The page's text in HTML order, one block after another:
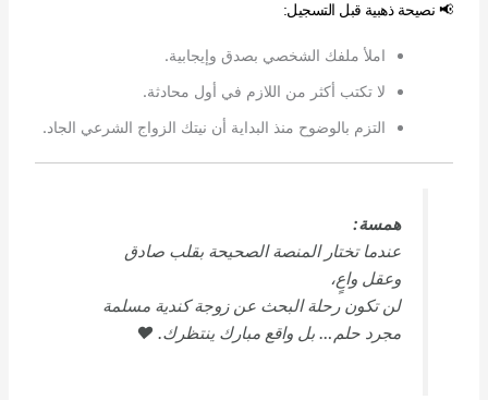
📢 نصيحة ذهبية قبل التسجيل:
املأ ملفك الشخصي بصدق وإيجابية.
لا تكتب أكثر من اللازم في أول محادثة.
التزم بالوضوح منذ البداية أن نيتك الزواج الشرعي الجاد.
همسة:
عندما تختار المنصة الصحيحة بقلب صادق
وعقل واعٍ،
لن تكون رحلة البحث عن زوجة كندية مسلمة
مجرد حلم… بل واقع مبارك ينتظرك. ❤️